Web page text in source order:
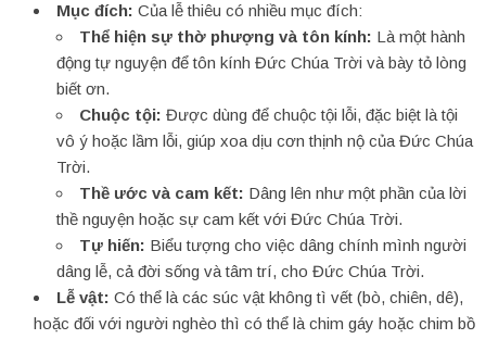
Mục đích: Của lễ thiêu có nhiều mục đích:
Thể hiện sự thờ phượng và tôn kính: Là một hành
động tự nguyện để tôn kính Đức Chúa Trời và bày tỏ lòng
biết ơn.
Chuộc tội: Được dùng để chuộc tội lỗi, đặc biệt là tội
vô ý hoặc lầm lỗi, giúp xoa dịu cơn thịnh nộ của Đức Chúa
Trời.
Thề ước và cam kết: Dâng lên như một phần của lời
thề nguyện hoặc sự cam kết với Đức Chúa Trời.
Tự hiến: Biểu tượng cho việc dâng chính mình người
dâng lễ, cả đời sống và tâm trí, cho Đức Chúa Trời.
Lễ vật: Có thể là các súc vật không tì vết (bò, chiên, dê),
hoặc đối với người nghèo thì có thể là chim gáy hoặc chim bồ